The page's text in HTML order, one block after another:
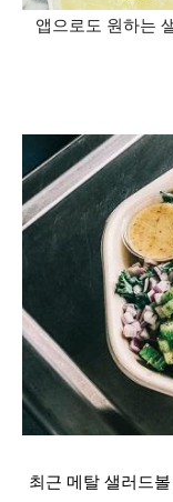
앱으로도 원하는
최근 메탈 샐러드